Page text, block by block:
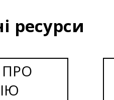
ресурси